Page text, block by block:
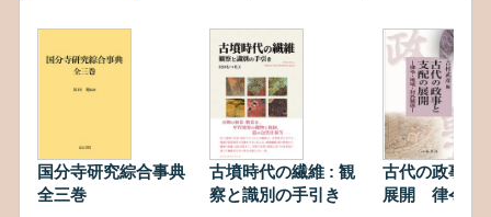
国分寺研究綜合事典
全三巻
古墳時代の繊維 : 観
察と識別の手引き
古代の政事と
展開 律令・